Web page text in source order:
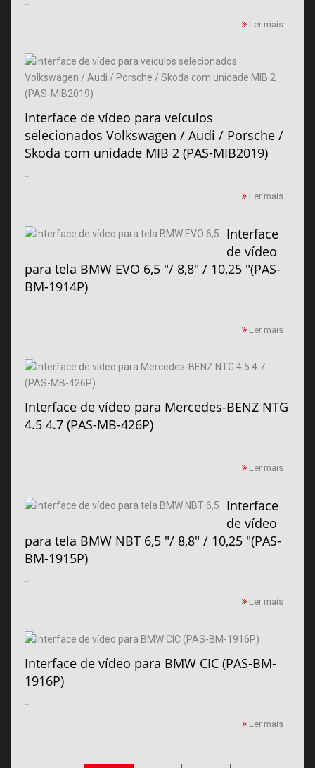
Ler mais
Interface de vídeo para veículos
selecionados Volkswagen / Audi / Porsche /
Skoda com unidade MIB 2 (PAS-MIB2019)
Ler mais
Interface
de vídeo
para tela BMW EVO 6,5 "/ 8,8" / 10,25 "(PAS-
BM-1914P)
Ler mais
Interface de vídeo para Mercedes-BENZ NTG
4.5 4.7 (PAS-MB-426P)
Ler mais
Interface
de vídeo
para tela BMW NBT 6,5 "/ 8,8" / 10,25 "(PAS-
BM-1915P)
Ler mais
Interface de vídeo para BMW CIC (PAS-BM-
1916P)
Ler mais